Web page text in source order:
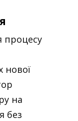
процесу
нової
на
без